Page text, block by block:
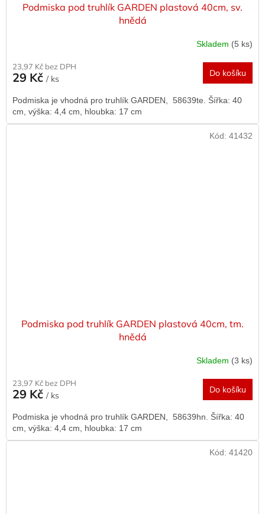
Podmiska pod truhlík GARDEN plastová 40cm, sv.
hnědá
Skladem (5 ks)
23,97 Kč bez DPH
29 Kč / ks
Do košíku
Podmiska je vhodná pro truhlík GARDEN, 58639te. Šířka: 40
cm, výška: 4,4 cm, hloubka: 17 cm
Podmiska pod truhlík GARDEN plastová 40cm, tm.
hnědá
Skladem (3 ks)
23,97 Kč bez DPH
29 Kč / ks
Do košíku
Podmiska je vhodná pro truhlík GARDEN, 58639hn. Šířka: 40
cm, výška: 4,4 cm, hloubka: 17 cm
Kód: 41432
Kód: 41420